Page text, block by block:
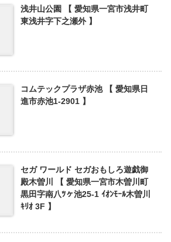
浅井山公園 【 愛知県一宮市浅井町
東浅井字下之瀬外 】
コムテックプラザ赤池 【 愛知県日
進市赤池1-2901 】
セガ ワールド セガおもしろ遊戯御
殿木曽川 【 愛知県一宮市木曽川町
黒田字南八ﾂヶ池25-1 ｲｵﾝﾓｰﾙ木曽川
ｷﾘｵ 3F 】